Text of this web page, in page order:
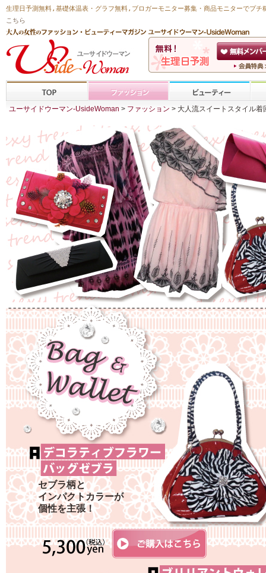
生理日予測無料, 基礎体温表・グラフ無料,ブロガーモニター募集・商品モニターでプチ
こちら
ユーサイドウーマン-UsideWoman > ファッション > 大人流スイートスタイル着
セブラ柄と
インパクトカラーが
個性を主張！